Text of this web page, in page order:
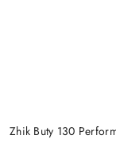
Zhik Buty 130